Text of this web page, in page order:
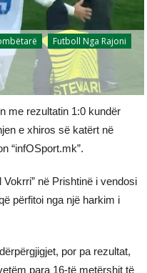
Futboll Nga Rajoni
me rezultatin 1:0 kundër
e xhiros së katërt në
“infOSport.mk”.
në Prishtinë i vendosi
përfitoi nga një harkim i
por pa rezultat,
para 16-të metërshit të